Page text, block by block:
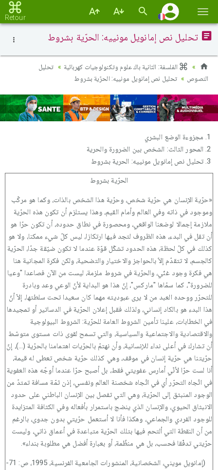
la
Retour
تحليل نص إمانويل مونييه: الحرّية بشروط
الفلسفة: الثانية باك علوم وتكنولوجيات كهربائية
تحليل
النصوص
تحليل نص إمانويل مونييه: الحرّية بشروط
مجزوءة الوضع البشري
المحور الثالث: الشخص بين الضرورة والحرية
تحليل نص إمانويل مونييه: الحرية بشروط
الحرّية بشروط
«حرّية الإنسان هي حرّية شخص، وحرّية هذا الشخص بالذات، وكما هو مركّب
وموجود في ذاته وفي العالم وأمام القيم، وهذا يستلزم أن تكون هذه الحرّية
ملازمة إجمالا لوضعنا الواقعي، ومحصورة في نطاق حدوده، أن تكون حرّا هو
أن تقل في البدء، هذه الظروف لتجد فيها ارتكازا، ليس كلّ شيء ممكنا، ولا هو
كذلك في كلّ لحظة، هذه الحدود تشكّل قوّة عندما لا تكون ضيّقة جدّا، الحرّية
كالجسم، لا تتقدّم إلاّ بالحواجز والاختيار والتضحية، ولكن فكرة المجانية هنا
هي فكرة وجود غنّي، والحرّية في شروط ملزمة، ليست من الآن فصاعدا "وعيا
للضرورة"، كما سمّاها "ماركس"، إنّ هذا هو البداية لأنّ الوعي وعد وبادرة
للتحرّر ووحده العبد من لا يرى عبوديته مهما كان سعيدا تحت سلطتها، إلاّ أنّ
هذا البدء هو بالكاد إنساني، ولذلك فقبل إعلان الحرّية في الدساتير أو تمجيدها
في الخطابات، علينا تأمين الشروط العامة للحرّية: الشروط البيولوجية
والاقتصادية والاجتماعية والسياسية، والتي تسمح لقوى ذات مستوى متوسّط
أن تشارك في أعلى نداء للإنسانية، وأن نهتمّ بالحرّيات اهتمامنا بالحرّية (...)، إنّ
حرّيتنا هي حرّية إنسان في موقف، وهي كذلك حرّية شخص تعطى له قيمة،
أنا لست حرّا لأنّي أمارس عفويتي فقط، بل أصبح حرّا عندما أوجّه هذه العفوية
في اتّجاه التحرّر أي في اتّجاه شخصنة العالم ونفسي، إذن ثمّة مسافة تمتدّ من
الوجود المنبثق إلى الحرّية، وهي التي تفصل بين الإنسان الباطني على حدود
الانبثاق الحيوي، والإنسان الذي ينضج باستمرار بأفعاله وفي الكثافة المتزايدة
للوجود الفردي والجماعي، وهكذا فأنا لا أستعمل حرّيتي بدون جدوى، بالرغم
من أن النقطة التي ألتحم فيها بتلك الحرّية متباعدة في أعماق ذاتي، وليست
حرّيتي تدفّقا فحسب، بل هي منظّمة، أو بعبارة أفضل هي مطلوبة بنداء».
(إمانويل مويني، الشخصانية، المنشورات الجامعية الفرنسية، 1995، ص: 71-